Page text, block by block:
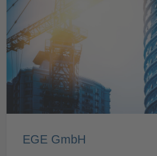
EGE GmbH